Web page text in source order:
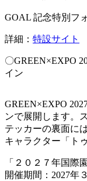
GOAL 記念特別フ
詳細： 特設サイト
〇GREEN×EXPO
イン
GREEN×EXPO
ンで展開します。
テッカーの裏面に
キャラクター「ト
「２０２７年国際
開催期間：2027年